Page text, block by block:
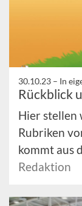
30.10.23 – In
Rückblick
Hier stellen
Rubriken
kommt aus
Redaktion